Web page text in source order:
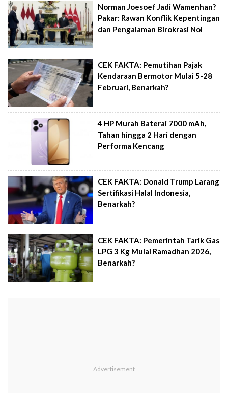
Norman Joesoef Jadi Wamenhan?
Pakar: Rawan Konflik Kepentingan
dan Pengalaman Birokrasi Nol
CEK FAKTA: Pemutihan Pajak
Kendaraan Bermotor Mulai 5-28
Februari, Benarkah?
4 HP Murah Baterai 7000 mAh,
Tahan hingga 2 Hari dengan
Performa Kencang
CEK FAKTA: Donald Trump Larang
Sertifikasi Halal Indonesia,
Benarkah?
CEK FAKTA: Pemerintah Tarik Gas
LPG 3 Kg Mulai Ramadhan 2026,
Benarkah?